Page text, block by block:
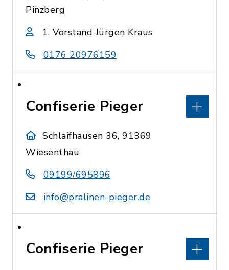
Pinzberg
1. Vorstand Jürgen Kraus
0176 20976159
Confiserie Pieger
Schlaifhausen 36, 91369
Wiesenthau
09199/695896
info@pralinen-pieger.de
Confiserie Pieger